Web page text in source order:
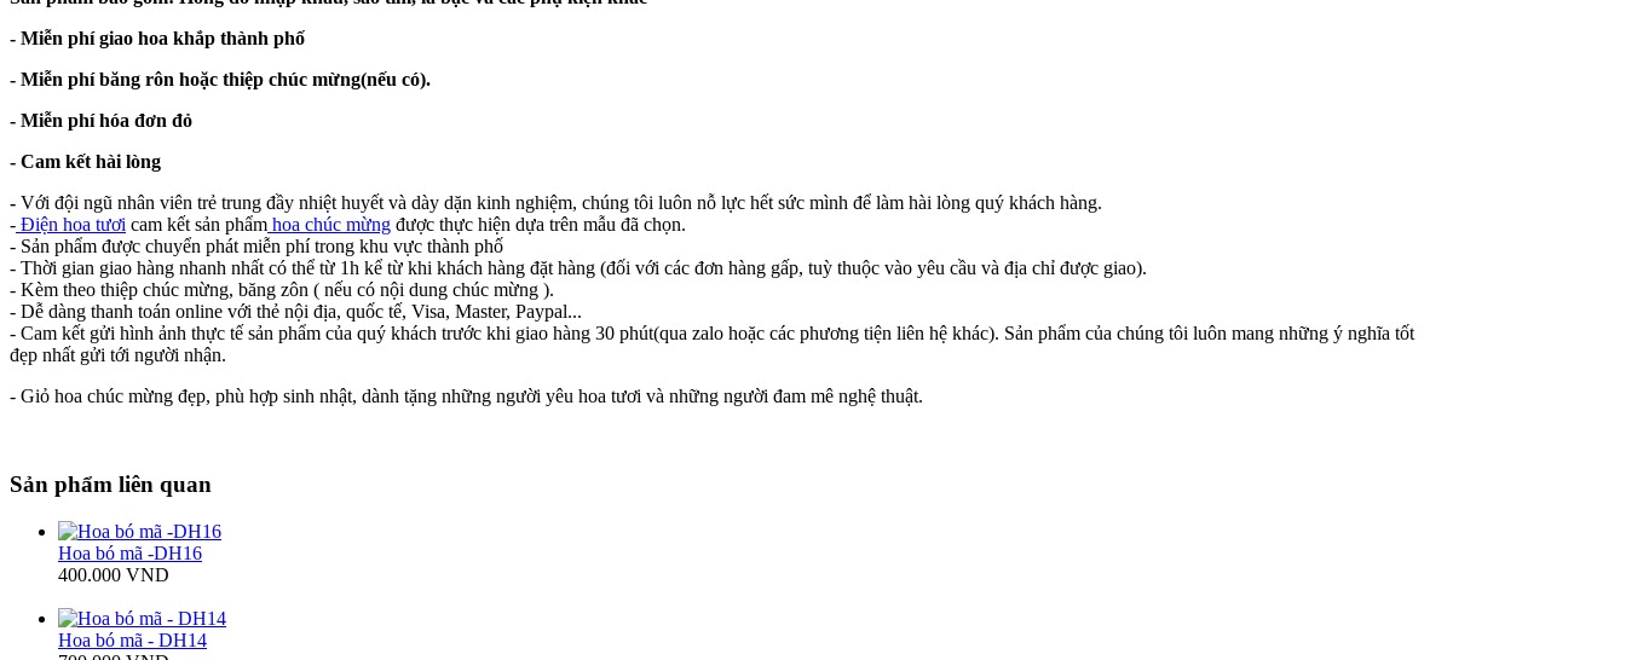
- Miễn phí giao hoa khắp thành phố
- Miễn phí băng rôn hoặc thiệp chúc mừng(nếu có).
- Miễn phí hóa đơn đỏ
- Cam kết hài lòng
- Với đội ngũ nhân viên trẻ trung đầy nhiệt huyết và dày dặn kinh nghiệm, chúng tôi luôn nỗ lực hết sức mình để làm hài lòng quý khách hàng.
- Điện hoa tươi cam kết sản phẩm hoa chúc mừng được thực hiện dựa trên mẫu đã chọn.
- Sản phẩm được chuyển phát miễn phí trong khu vực thành phố
- Thời gian giao hàng nhanh nhất có thể từ 1h kể từ khi khách hàng đặt hàng (đối với các đơn hàng gấp, tuỳ thuộc vào yêu cầu và địa chỉ được giao).
- Kèm theo thiệp chúc mừng, băng zôn ( nếu có nội dung chúc mừng ).
- Dễ dàng thanh toán online với thẻ nội địa, quốc tế, Visa, Master, Paypal...
- Cam kết gửi hình ảnh thực tế sản phẩm của quý khách trước khi giao hàng 30 phút(qua zalo hoặc các phương tiện liên hệ khác). Sản phẩm của chúng tôi luôn mang những ý nghĩa tốt
đẹp nhất gửi tới người nhận.
- Giỏ hoa chúc mừng đẹp, phù hợp sinh nhật, dành tặng những người yêu hoa tươi và những người đam mê nghệ thuật.
Sản phẩm liên quan
Hoa bó mã -DH16
400.000 VND
Hoa bó mã - DH14